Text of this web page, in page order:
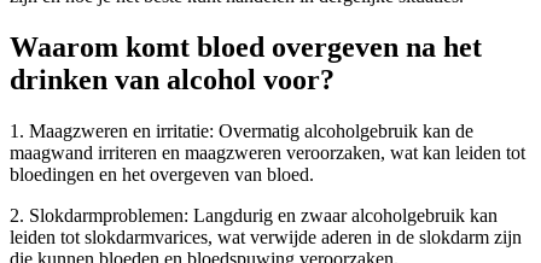
Waarom komt bloed overgeven na het
drinken van alcohol voor?
1. Maagzweren en irritatie: Overmatig alcoholgebruik kan de
maagwand irriteren en maagzweren veroorzaken, wat kan leiden tot
bloedingen en het overgeven van bloed.
2. Slokdarmproblemen: Langdurig en zwaar alcoholgebruik kan
leiden tot slokdarmvarices, wat verwijde aderen in de slokdarm zijn
die kunnen bloeden en bloedspuwing veroorzaken.